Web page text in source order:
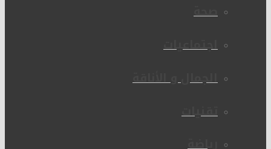
صحة
اجتماعيات
الجمال و الأناقة
تقنيات
رياضة